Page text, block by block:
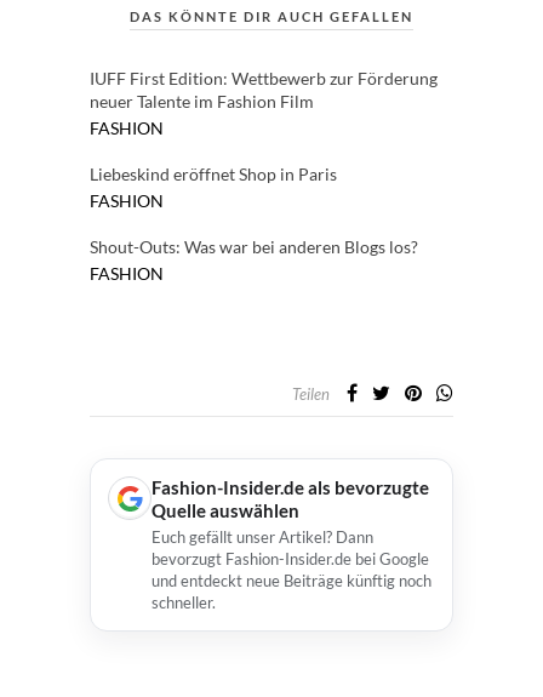
DAS KÖNNTE DIR AUCH GEFALLEN
IUFF First Edition: Wettbewerb zur Förderung
neuer Talente im Fashion Film
FASHION
Liebeskind eröffnet Shop in Paris
FASHION
Shout-Outs: Was war bei anderen Blogs los?
FASHION
Teilen
Fashion-Insider.de als bevorzugte
Quelle auswählen
Euch gefällt unser Artikel? Dann
bevorzugt Fashion-Insider.de bei Google
und entdeckt neue Beiträge künftig noch
schneller.